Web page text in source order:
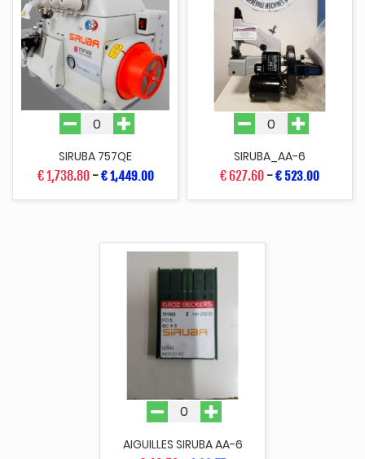
SIRUBA 757QE
€ 1,738.80 -€ 1,449.00
SIRUBA_AA-6
€ 627.60 -€ 523.00
AIGUILLES SIRUBA AA-6